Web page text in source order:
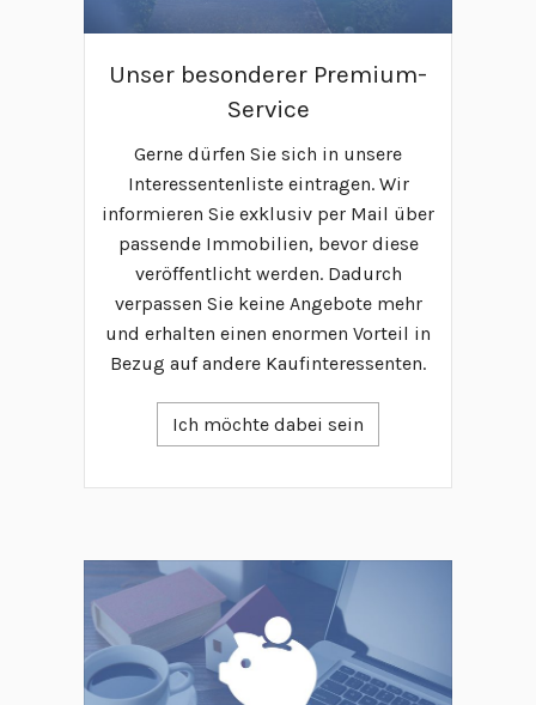
Unser besonderer Premium-
Service
Gerne dürfen Sie sich in unsere
Interessentenliste eintragen. Wir
informieren Sie exklusiv per Mail über
passende Immobilien, bevor diese
veröffentlicht werden. Dadurch
verpassen Sie keine Angebote mehr
und erhalten einen enormen Vorteil in
Bezug auf andere Kaufinteressenten.
Ich möchte dabei sein